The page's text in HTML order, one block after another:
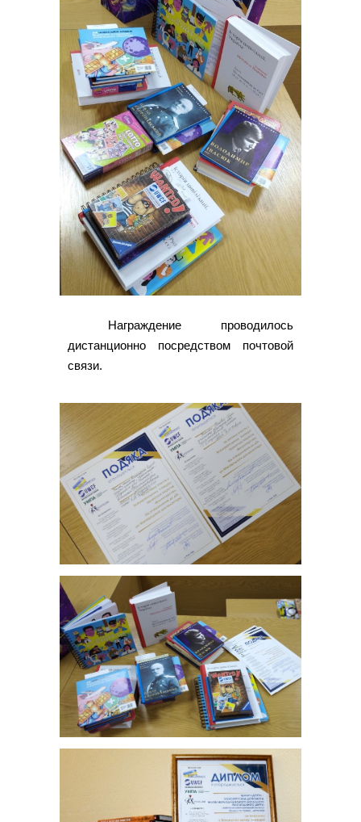
Награждение проводилось
дистанционно посредством почтовой
связи.